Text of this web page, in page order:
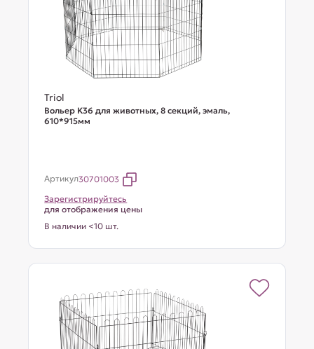
Triol
Вольер K36 для животных, 8 секций, эмаль,
610*915мм
Артикул30701003
Зарегистрируйтесь
для отображения цены
В наличии <10 шт.